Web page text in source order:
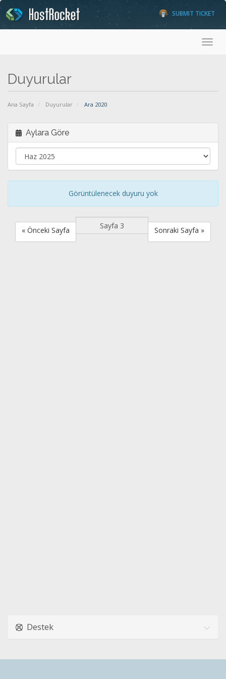
SUBMIT TICKET
Duyurular
Ana Sayfa Duyurular Ara 2020
Aylara Göre
Görüntülenecek duyuru yok
« Önceki Sayfa Sonraki Sayfa »
Destek